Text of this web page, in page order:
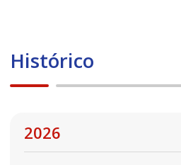
Histórico
2026